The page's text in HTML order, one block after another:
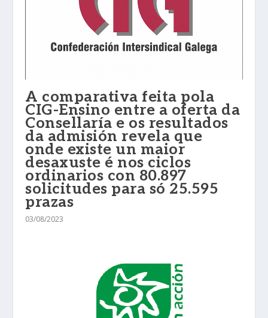
A comparativa feita pola
CIG-Ensino entre a oferta da
Consellaría e os resultados
da admisión revela que
onde existe un maior
desaxuste é nos ciclos
ordinarios con 80.897
solicitudes para só 25.595
prazas
03/08/2023